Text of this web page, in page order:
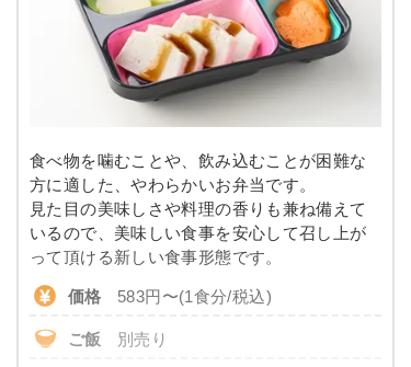
鶏団子の炊き合わせ
ジャーマンポテト
-
※ その他備考
メニューは日替わりです（メニューは一例です）
脂質 -
糖質 -
-
カリウム
コレステロール -
たんぱく調整食のメニュー例
ミートオムレツ
ブロッコリーソテー
食べ物を噛むことや、飲み込むことが困難な
方に適した、やわらかいお弁当です。
見た目の美味しさや料理の香りも兼ね備えて
いるので、美味しい食事を安心して召し上が
って頂ける新しい食事形態です。
価格 583円〜(1食分/税込)
ご飯 別売り